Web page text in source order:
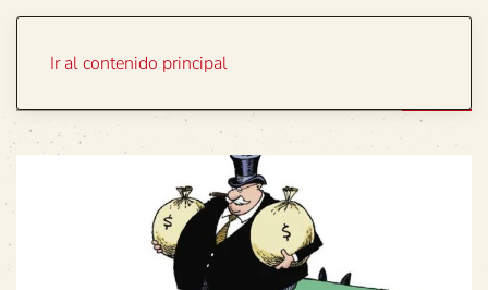
Ir al contenido principal